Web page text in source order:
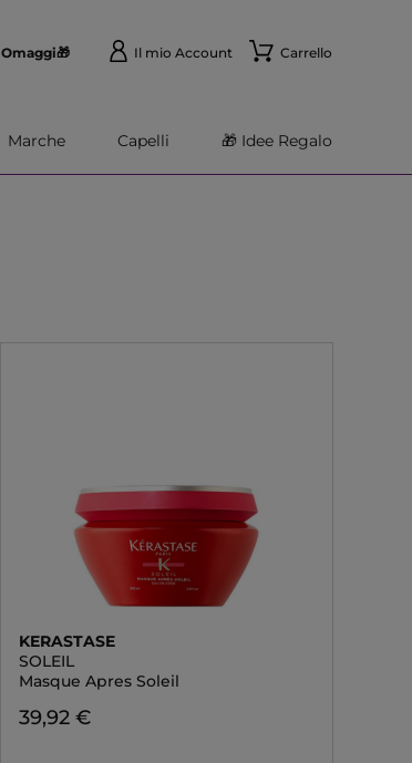
Omaggi🎁 Il mio Account Carrello
Marche Capelli 🎁 Idee Regalo
KERASTASE
SOLEIL
Masque Apres Soleil
39,92 €